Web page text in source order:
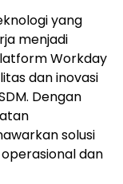
yang
menjadi
Workday
dan inovasi
Dengan
solusi
dan